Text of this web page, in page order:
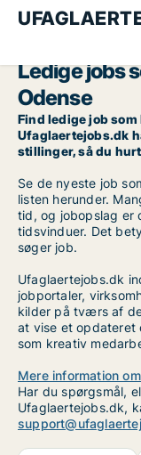
Ledige jobs
Odense
Find ledige job
Ufaglaertejobs.dk
stillinger, så du
Se de nyeste job
listen herunder.
tid, og jobopslag er
tidsvinduer. Det
søger job.
Ufaglaertejobs.dk
jobportaler,
kilder på tværs af
at vise et opdateret
som kreativ
Mere information
Har du spørgsmål,
Ufaglaertejobs.dk,